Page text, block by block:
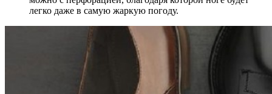
легко даже в самую жаркую погоду.